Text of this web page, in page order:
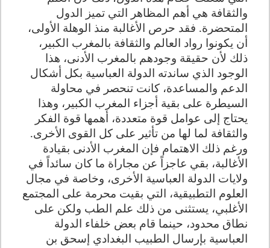
والثقافة هي أهم المظاهر التي تميز الدول
المتحضرة. فقد حرص الأغالبة منذ الوهلة الأولى،
أن يكونوا رواد العالم والثقافة بالمغرب الكبير،
ذلك لأن حقيقة وجودهم بالمغرب الأدنى، هذا
الوجود الذي ساندته الدولة العباسية بكل أشكال
الدعم والمساعدة، كانت تنحصر في محاولة
السيطرة على بقية أجزاء المغرب الكبير، وهذا
يحتاج إلى عوامل قوة متعددة، أهمها قوة الفكر
والثقافة لما لها من تأثير على كل القوى الأخرى.
ورغم ذلك الاهتمام فإن المغرب الأدنى بقيادة
الأغالبة، بقي عاجزاً عن مجاراة ما كان سائداً في
ولايات الدولة العباسية الأخرى، وخاصة في مجال
العلوم التطبيقية، التي بقيت محرمة على المجتمع
الأغلبي، يستثنى من ذلك علم الطب ولكن على
نطاق محدود، حينما قام بعض خلفاء الدولة
العباسية بإرسال الطبيب البغدادي إسحق بن